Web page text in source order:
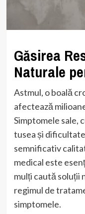
Găsirea
Naturale
Astmul, o boală
afectează
Simptomele sale,
tusea și
semnificativ
medical este
mulți caută soluții
regimul de
simptomele.